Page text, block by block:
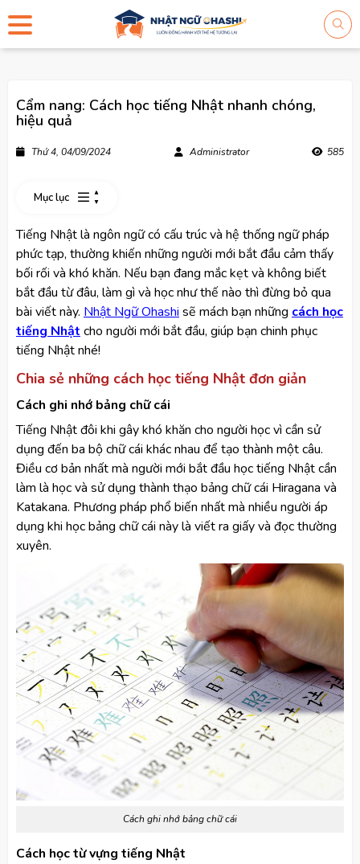
Cẩm nang: Cách học tiếng Nhật nhanh chóng,
hiệu quả
Thứ 4, 04/09/2024 Administrator 585
Mục lục
Tiếng Nhật là ngôn ngữ có cấu trúc và hệ thống ngữ pháp
phức tạp, thường khiến những người mới bắt đầu cảm thấy
bối rối và khó khăn. Nếu bạn đang mắc kẹt và không biết
bắt đầu từ đâu, làm gì và học như thế nào thì đừng bỏ qua
bài viết này. Nhật Ngữ Ohashi sẽ mách bạn những cách học
tiếng Nhật cho người mới bắt đầu, giúp bạn chinh phục
tiếng Nhật nhé!
Chia sẻ những cách học tiếng Nhật đơn giản
Cách ghi nhớ bảng chữ cái
Tiếng Nhật đôi khi gây khó khăn cho người học vì cần sử
dụng đến ba bộ chữ cái khác nhau để tạo thành một câu.
Điều cơ bản nhất mà người mới bắt đầu học tiếng Nhật cần
làm là học và sử dụng thành thạo bảng chữ cái Hiragana và
Katakana. Phương pháp phổ biến nhất mà nhiều người áp
dụng khi học bảng chữ cái này là viết ra giấy và đọc thường
xuyên.
Cách ghi nhớ bảng chữ cái
Cách học từ vựng tiếng Nhật